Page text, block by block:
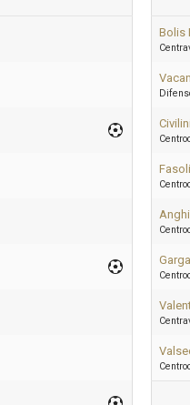
Bolis